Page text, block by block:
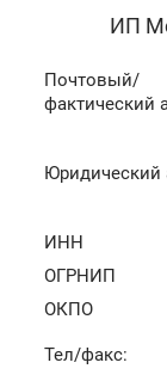
ИП
Почтовый/
фактический
Юридический
ИНН
ОГРНИП
ОКПО
Тел/факс: